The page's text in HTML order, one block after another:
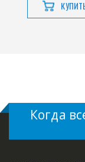
Когда